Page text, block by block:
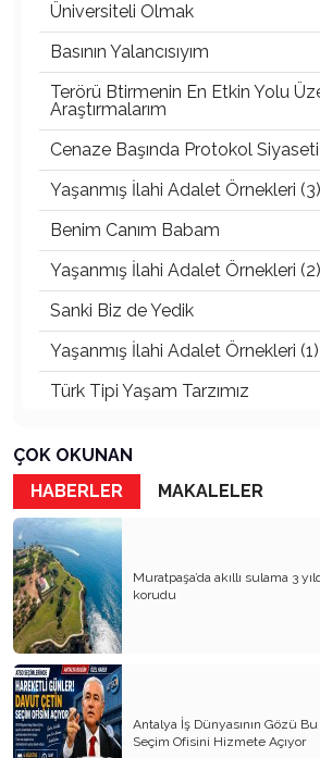
Üniversiteli Olmak
Basının Yalancısıyım
Terörü Btirmenin En Etkin Yolu
Araştırmalarım
Cenaze Başında Protokol Siyaseti
Yaşanmış İlahi Adalet Örnekleri (3)
Benim Canım Babam
Yaşanmış İlahi Adalet Örnekleri (2)
Sanki Biz de Yedik
Yaşanmış İlahi Adalet Örnekleri (1)
Türk Tipi Yaşam Tarzımız
Katil Ağaçlar
Keşke Herkes Sevdiği ve İyi Bildiği
Veda Mektubum
Avm’ler Sinek Avlıyor
Hangi Gazetecilerin Günü?
Çok Para, Çok Bela
Geçen Yıldan Akılda Kalanlar
Yeni Yıl Duam
ÇOK OKUNAN
HABERLER
MAKALELER
Muratpaşa’da akıllı sulama 3
korudu
Antalya İş Dünyasının Gözü Bu
Seçim Ofisini Hizmete Açıyor